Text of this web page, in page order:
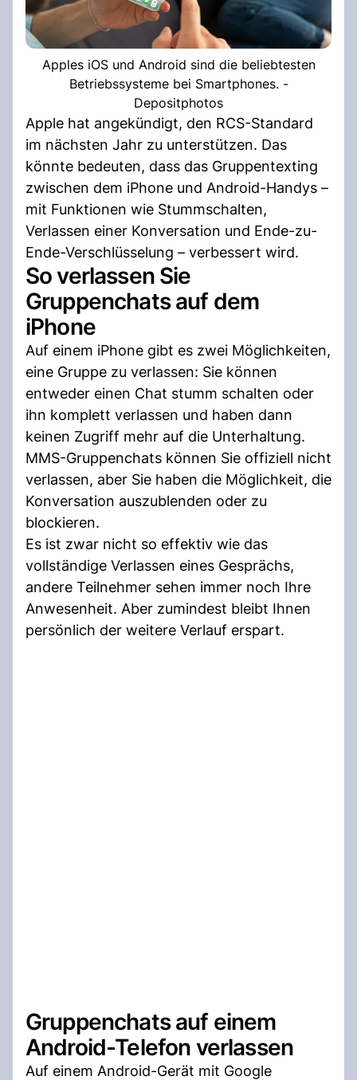
Apples iOS und Android sind die beliebtesten
Betriebssysteme bei Smartphones. -
Depositphotos
Apple hat angekündigt, den RCS-Standard
im nächsten Jahr zu unterstützen. Das
könnte bedeuten, dass das Gruppentexting
zwischen dem iPhone und Android-Handys –
mit Funktionen wie Stummschalten,
Verlassen einer Konversation und Ende-zu-
Ende-Verschlüsselung – verbessert wird.
So verlassen Sie
Gruppenchats auf dem
iPhone
Auf einem iPhone gibt es zwei Möglichkeiten,
eine Gruppe zu verlassen: Sie können
entweder einen Chat stumm schalten oder
ihn komplett verlassen und haben dann
keinen Zugriff mehr auf die Unterhaltung.
MMS-Gruppenchats können Sie offiziell nicht
verlassen, aber Sie haben die Möglichkeit, die
Konversation auszublenden oder zu
blockieren.
Es ist zwar nicht so effektiv wie das
vollständige Verlassen eines Gesprächs,
andere Teilnehmer sehen immer noch Ihre
Anwesenheit. Aber zumindest bleibt Ihnen
persönlich der weitere Verlauf erspart.
Gruppenchats auf einem
Android-Telefon verlassen
Auf einem Android-Gerät mit Google